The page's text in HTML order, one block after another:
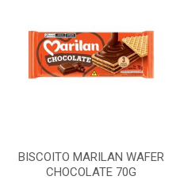
BISCOITO MARILAN WAFER
CHOCOLATE 70G